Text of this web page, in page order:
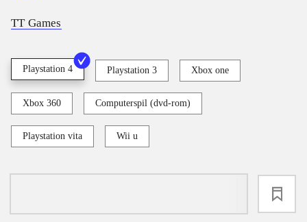
TT Games
Playstation 4 Playstation 3 Xbox one
Xbox 360 Computerspil (dvd-rom)
Playstation vita Wii u